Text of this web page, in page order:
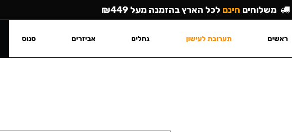
משלוחים חינם לכל הארץ בהזמנה מעל ₪449
ראשים תערובת לעישון גחלים אביזרים סנוס